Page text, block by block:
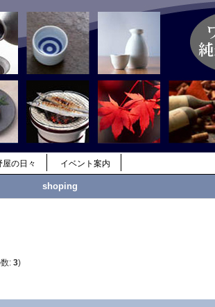
屋の日々 イベント案内
shoping
: 3)